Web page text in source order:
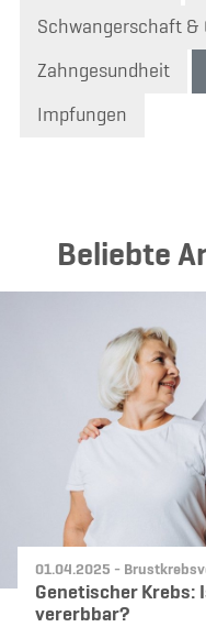
Schwangerschaft &
Zahngesundheit
Impfungen
Beliebte
Datum:
01.04.2025 - Kategorie:
Genetischer Krebs:
vererbbar?